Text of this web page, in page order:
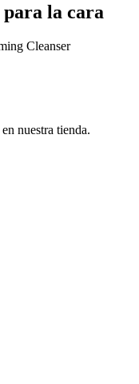
para la cara
Cleanser
nuestra tienda.